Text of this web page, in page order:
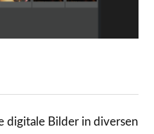
digitale Bilder in diversen